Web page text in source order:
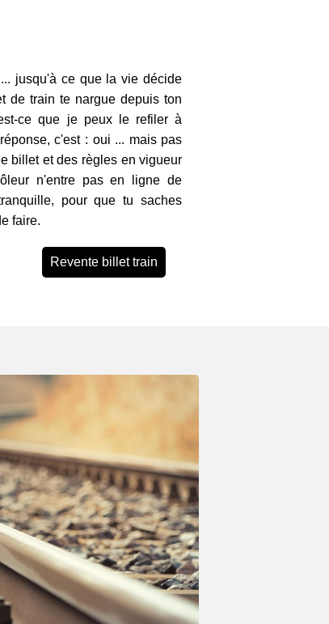
jusqu'à ce que la vie décide
de train te nargue depuis ton
ce que je peux le refiler à
c'est : oui ... mais pas
billet et des règles en vigueur
n'entre pas en ligne de
pour que tu saches
faire.
Revente billet train